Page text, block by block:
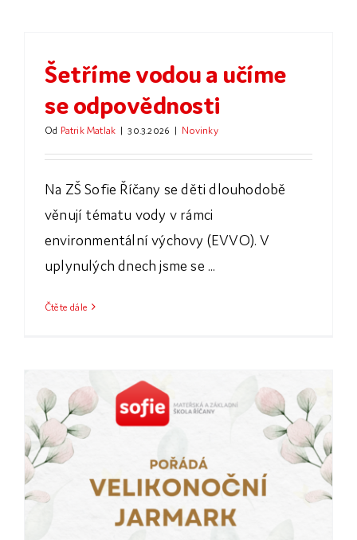
Šetříme vodou a učíme
se odpovědnosti
Od Patrik Matlak | 30.3.2026 | Novinky
Na ZŠ Sofie Říčany se děti dlouhodobě
věnují tématu vody v rámci
environmentální výchovy (EVVO). V
uplynulých dnech jsme se ...
Čtěte dále